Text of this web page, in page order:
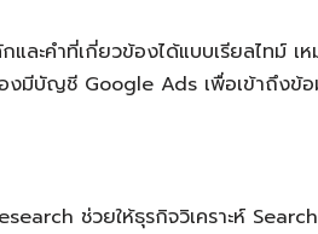
คำที่เกี่ยวข้องได้แบบเรียลไทม์ เ
องมีบัญชี Google Ads เพื่อเข้าถึง
ช่วยให้ธุรกิจวิเคราะห์